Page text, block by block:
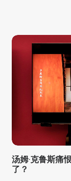
汤姆·克鲁斯痛
了？